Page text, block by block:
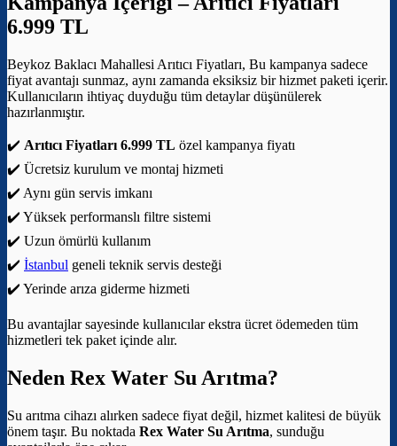
6.999 TL
Beykoz Baklacı Mahallesi Arıtıcı Fiyatları, Bu kampanya sadece
fiyat avantajı sunmaz, aynı zamanda eksiksiz bir hizmet paketi içerir.
Kullanıcıların ihtiyaç duyduğu tüm detaylar düşünülerek
hazırlanmıştır.
✔️ Arıtıcı Fiyatları 6.999 TL özel kampanya fiyatı
✔️ Ücretsiz kurulum ve montaj hizmeti
✔️ Aynı gün servis imkanı
✔️ Yüksek performanslı filtre sistemi
✔️ Uzun ömürlü kullanım
✔️ İstanbul geneli teknik servis desteği
✔️ Yerinde arıza giderme hizmeti
Bu avantajlar sayesinde kullanıcılar ekstra ücret ödemeden tüm
hizmetleri tek paket içinde alır.
Neden Rex Water Su Arıtma?
Su arıtma cihazı alırken sadece fiyat değil, hizmet kalitesi de büyük
önem taşır. Bu noktada Rex Water Su Arıtma, sunduğu